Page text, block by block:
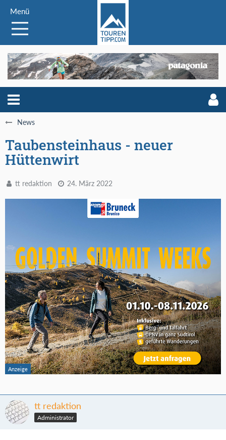
Menü
News
Taubensteinhaus - neuer
Hüttenwirt
tt redaktion 24. März 2022
tt redaktion
Administrator